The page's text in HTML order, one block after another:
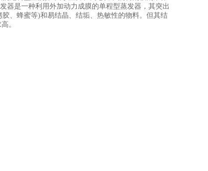
器是一种利用外加动力成膜的单程型蒸发器，其突出
、蜂蜜等)和易结晶、结垢、热敏性的物料。但其结
。